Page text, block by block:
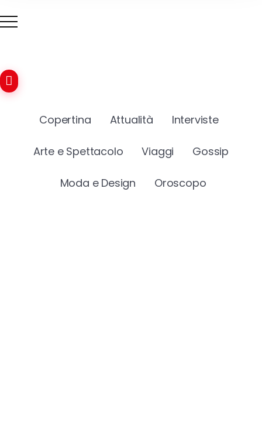
Copertina Attualità Interviste
Arte e Spettacolo Viaggi Gossip
Moda e Design Oroscopo